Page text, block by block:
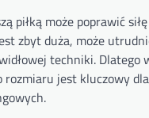
piłką może poprawić
zbyt duża, może
techniki. Dlatego
rozmiaru jest kluczowy